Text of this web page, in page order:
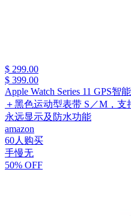
$ 299.00
$ 399.00
Apple Watch Series 11 GPS
＋黑色运动型表带 S／M，支
永远显示及防水功能
amazon
60人购买
手慢无
50% OFF